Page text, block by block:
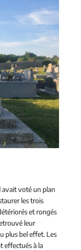
avait voté un plan
les trois
et rongés
leur
plus bel effet. Les
effectués à la